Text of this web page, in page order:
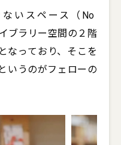
いスペース（No
ブラリー空間の２階
なっており、そこを
いうのがフェローの